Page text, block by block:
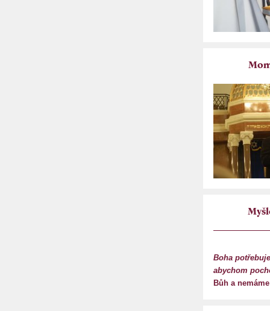
Boha
abychom
Bůh a